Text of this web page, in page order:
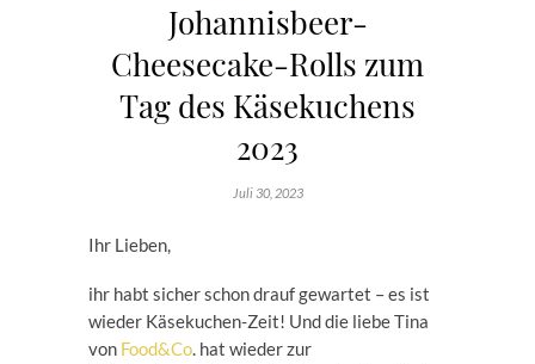
Johannisbeer-
Cheesecake-Rolls zum
Tag des Käsekuchens
2023
Juli 30, 2023
Ihr Lieben,
ihr habt sicher schon drauf gewartet – es ist
wieder Käsekuchen-Zeit! Und die liebe Tina
von Food&Co. hat wieder zur